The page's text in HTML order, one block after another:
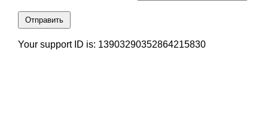
Отправить
Your support ID is: 13903290352864215830